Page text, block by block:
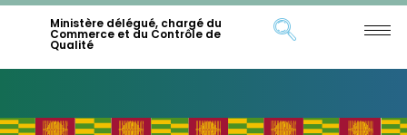
Ministère délégué, chargé du
Commerce et du Contrôle de
Qualité